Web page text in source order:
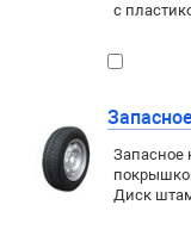
с
Запасное
Диск